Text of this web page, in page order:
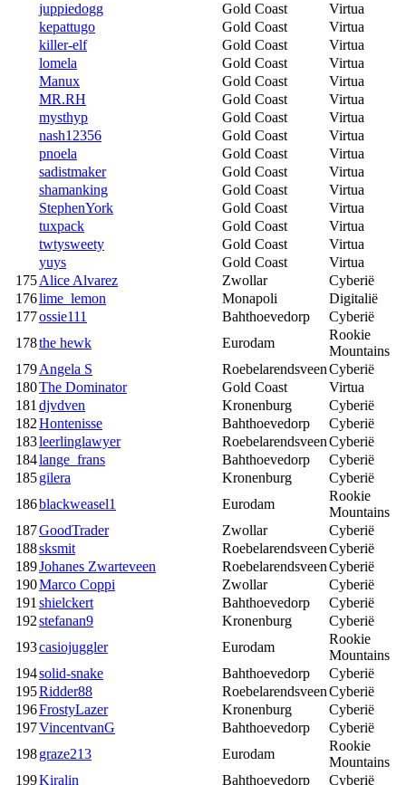
juppiedogg
Gold Coast
Virtua
kepattugo
Gold Coast
Virtua
killer-elf
Gold Coast
Virtua
lomela
Gold Coast
Virtua
Manux
Gold Coast
Virtua
MR.RH
Gold Coast
Virtua
mysthyp
Gold Coast
Virtua
nash12356
Gold Coast
Virtua
pnoela
Gold Coast
Virtua
sadistmaker
Gold Coast
Virtua
shamanking
Gold Coast
Virtua
StephenYork
Gold Coast
Virtua
tuxpack
Gold Coast
Virtua
twtysweety
Gold Coast
Virtua
yuys
Gold Coast
Virtua
175Alice Alvarez Zwollar
Cyberië
176lime_lemon Monapoli
Digitalië
177ossie111 Bahthoevedorp
Cyberië
178the hewk Eurodam
Rookie
Mountains
179Angela S RoebelarendsveenCyberië
180The Dominator Gold Coast
Virtua
181djvdven Kronenburg
Cyberië
182Hontenisse Bahthoevedorp
Cyberië
183leerlinglawyer RoebelarendsveenCyberië
184lange_frans Bahthoevedorp
Cyberië
185gilera Kronenburg
Cyberië
186blackweasel1 Eurodam
Rookie
Mountains
187GoodTrader Zwollar
Cyberië
188sksmit RoebelarendsveenCyberië
189Johanes Zwarteveen RoebelarendsveenCyberië
190Marco Coppi Zwollar
Cyberië
191shielckert Bahthoevedorp
Cyberië
192stefanan9 Kronenburg
Cyberië
193casiojuggler Eurodam
Rookie
Mountains
194solid-snake Bahthoevedorp
Cyberië
195Ridder88 RoebelarendsveenCyberië
196FrostyLazer Kronenburg
Cyberië
197VincentvanG Bahthoevedorp
Cyberië
198graze213 Eurodam
Rookie
Mountains
199Kiralin Bahthoevedorp Cyberië